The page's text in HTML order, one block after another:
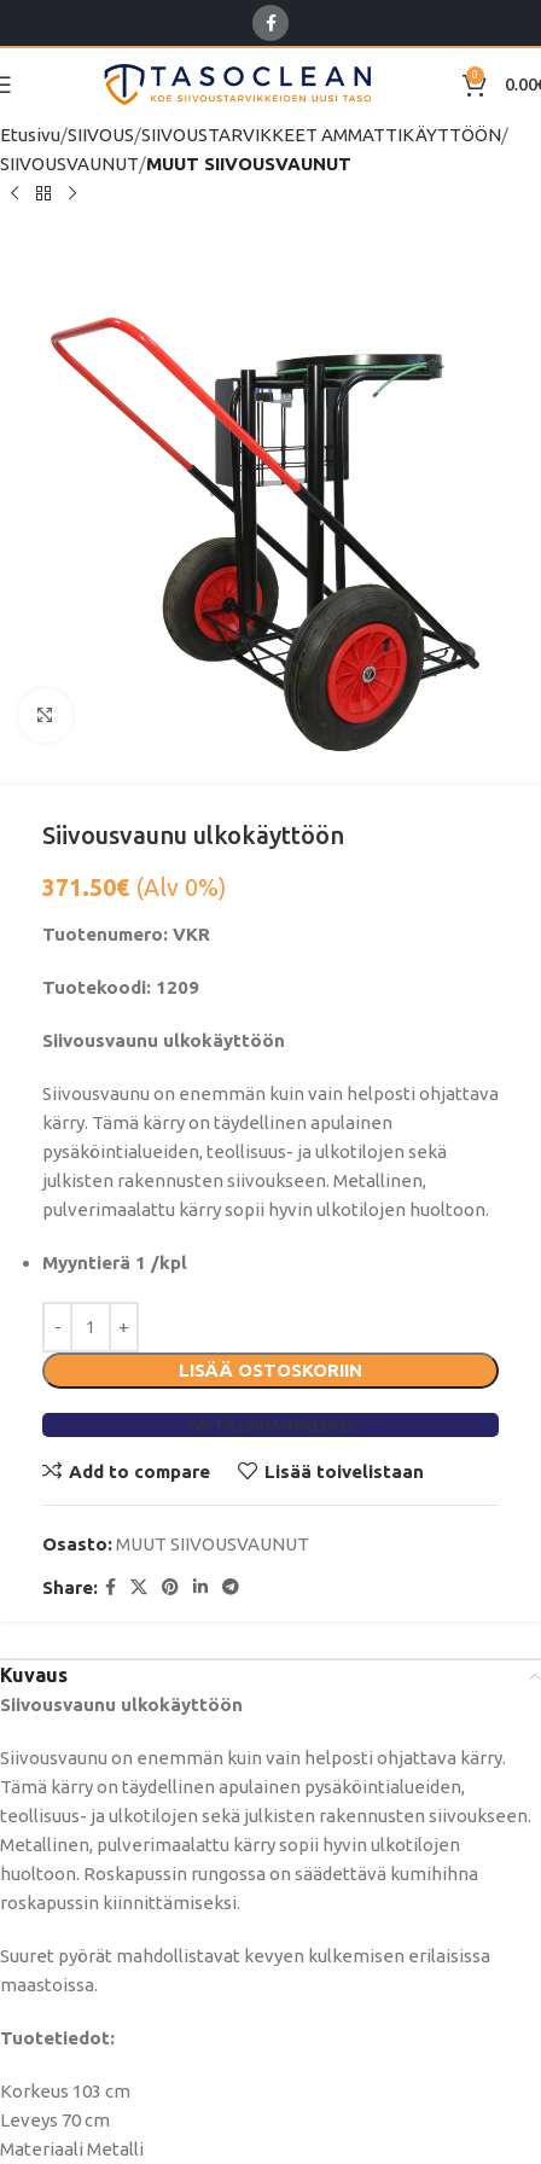
0 0.00
Etusivu SIIVOUS SIIVOUSTARVIKKEET AMMATTIKÄYTTÖÖN
SIIVOUSVAUNUT MUUT SIIVOUSVAUNUT
Siivousvaunu ulkokäyttöön
371.50€ (Alv 0%)
Tuotenumero: VKR
Tuotekoodi: 1209
Siivousvaunu ulkokäyttöön
Siivousvaunu on enemmän kuin vain helposti ohjattava
kärry. Tämä kärry on täydellinen apulainen
pysäköintialueiden, teollisuus- ja ulkotilojen sekä
julkisten rakennusten siivoukseen. Metallinen,
pulverimaalattu kärry sopii hyvin ulkotilojen huoltoon.
Myyntierä 1 /kpl
LISÄÄ OSTOSKORIIN
TÄYTÄ LAINAHAKEMUS
Add to compare Lisää toivelistaan
Osasto:MUUT SIIVOUSVAUNUT
Share:
Kuvaus
Siivousvaunu ulkokäyttöön
Siivousvaunu on enemmän kuin vain helposti ohjattava kärry.
Tämä kärry on täydellinen apulainen pysäköintialueiden,
teollisuus- ja ulkotilojen sekä julkisten rakennusten siivoukseen.
Metallinen, pulverimaalattu kärry sopii hyvin ulkotilojen
huoltoon. Roskapussin rungossa on säädettävä kumihihna
roskapussin kiinnittämiseksi.
Suuret pyörät mahdollistavat kevyen kulkemisen erilaisissa
maastoissa.
Tuotetiedot:
Korkeus 103 cm
Leveys 70 cm
Materiaali Metalli